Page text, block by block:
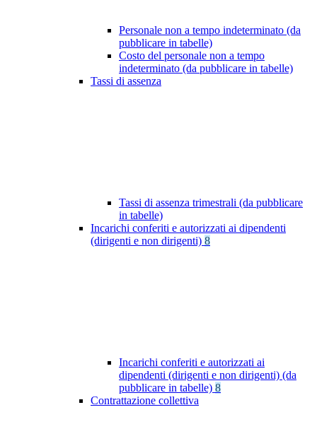
Personale non a tempo indeterminato (da
pubblicare in tabelle)
Costo del personale non a tempo
indeterminato (da pubblicare in tabelle)
Tassi di assenza
Tassi di assenza trimestrali (da pubblicare
in tabelle)
Incarichi conferiti e autorizzati ai dipendenti
(dirigenti e non dirigenti) 8
Incarichi conferiti e autorizzati ai
dipendenti (dirigenti e non dirigenti) (da
pubblicare in tabelle) 8
Contrattazione collettiva